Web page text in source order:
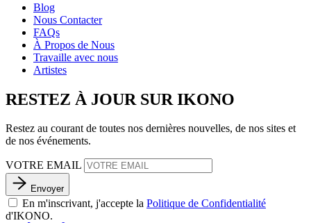
Blog
Nous Contacter
FAQs
À Propos de Nous
Travaille avec nous
Artistes
RESTEZ À JOUR SUR IKONO
Restez au courant de toutes nos dernières nouvelles, de nos sites et
de nos événements.
VOTRE EMAIL
Envoyer
En m'inscrivant, j'accepte la Politique de Confidentialité
d'IKONO.